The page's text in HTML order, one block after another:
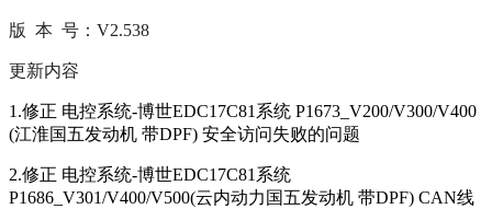
版 本 号：V2.538
更新内容
1.修正 电控系统-博世EDC17C81系统 P1673_V200/V300/V400
(江淮国五发动机 带DPF) 安全访问失败的问题
2.修正 电控系统-博世EDC17C81系统
P1686_V301/V400/V500(云内动力国五发动机 带DPF) CAN线